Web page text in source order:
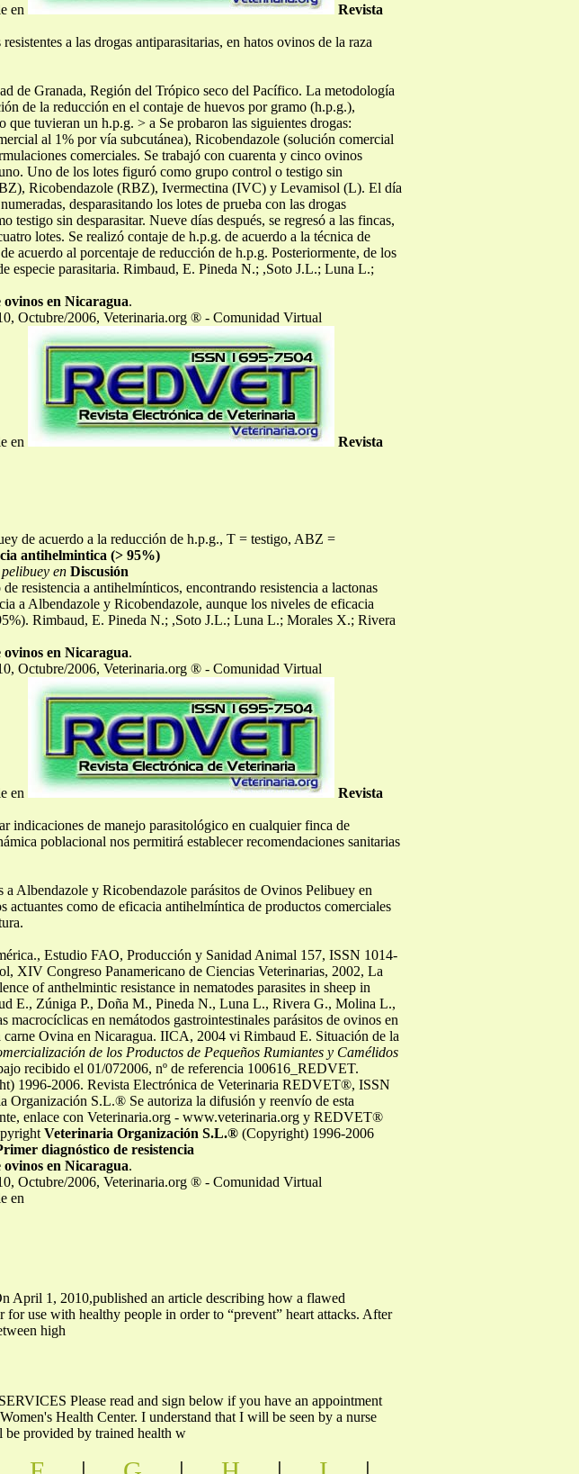
en
Revista
a las drogas antiparasitarias, en hatos ovinos de la raza
de Granada, Región del Trópico seco del Pacífico. La metodología
de la reducción en el contaje de huevos por gramo (h.p.g.),
tuvieran un h.p.g. > a Se probaron las siguientes drogas:
al 1% por vía subcutánea), Ricobendazole (solución comercial
comerciales. Se trabajó con cuarenta y cinco ovinos
Uno de los lotes figuró como grupo control o testigo sin
Ricobendazole (RBZ), Ivermectina (IVC) y Levamisol (L). El día
desparasitando los lotes de prueba con las drogas
sin desparasitar. Nueve días después, se regresó a las fincas,
lotes. Se realizó contaje de h.p.g. de acuerdo a la técnica de
acuerdo al porcentaje de reducción de h.p.g. Posteriormente, de los
especie parasitaria. Rimbaud, E. Pineda N.; ,Soto J.L.; Luna L.;
ovinos en Nicaragua.
Octubre/2006, Veterinaria.org ® - Comunidad Virtual
en
Revista
de acuerdo a la reducción de h.p.g., T = testigo, ABZ =
antihelmintica (> 95%)
en Discusión
resistencia a antihelmínticos, encontrando resistencia a lactonas
a Albendazole y Ricobendazole, aunque los niveles de eficacia
Rimbaud, E. Pineda N.; ,Soto J.L.; Luna L.; Morales X.; Rivera
ovinos en Nicaragua.
Octubre/2006, Veterinaria.org ® - Comunidad Virtual
en
Revista
indicaciones de manejo parasitológico en cualquier finca de
poblacional nos permitirá establecer recomendaciones sanitarias
a Albendazole y Ricobendazole parásitos de Ovinos Pelibuey en
como de eficacia antihelmíntica de productos comerciales
Estudio FAO, Producción y Sanidad Animal 157, ISSN 1014-
XIV Congreso Panamericano de Ciencias Veterinarias, 2002, La
of anthelmintic resistance in nematodes parasites in sheep in
E., Zúniga P., Doña M., Pineda N., Luna L., Rivera G., Molina L.,
en nemátodos gastrointestinales parásitos de ovinos en
Ovina en Nicaragua. IICA, 2004 vi Rimbaud E. Situación de la
de los Productos de Pequeños Rumiantes y Camélidos
recibido el 01/072006, nº de referencia 100616_REDVET.
1996-2006. Revista Electrónica de Veterinaria REDVET®, ISSN
S.L.® Se autoriza la difusión y reenvío de esta
enlace con Veterinaria.org - www.veterinaria.org y REDVET®
Veterinaria Organización S.L.® (Copyright) 1996-2006
diagnóstico de resistencia
ovinos en Nicaragua.
Octubre/2006, Veterinaria.org ® - Comunidad Virtual
en
1, 2010,published an article describing how a flawed
for use with healthy people in order to “prevent” heart attacks. After
high
Please read and sign below if you have an appointment
Health Center. I understand that I will be seen by a nurse
be provided by trained health w